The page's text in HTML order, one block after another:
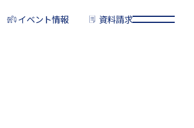
イベント情報 資料請求